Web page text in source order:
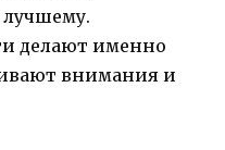
делают именно
внимания и